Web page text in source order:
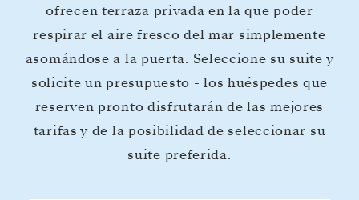
ofrecen terraza privada en la que poder
respirar el aire fresco del mar simplemente
asomándose a la puerta. Seleccione su suite y
solicite un presupuesto - los huéspedes que
reserven pronto disfrutarán de las mejores
tarifas y de la posibilidad de seleccionar su
suite preferida.